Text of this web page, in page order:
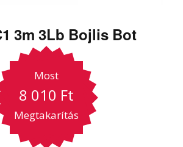
3m 3Lb Bojlis Bot
Most
8 010 Ft
Megtakarítás